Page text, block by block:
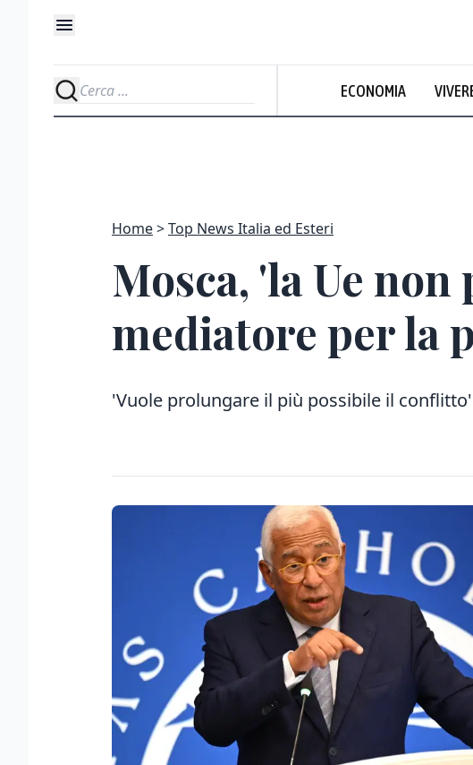
ECONOMIA
Home Top News Italia ed Esteri
Mosca, 'la Ue
mediatore per la
'Vuole prolungare il più possibile il conflitto'